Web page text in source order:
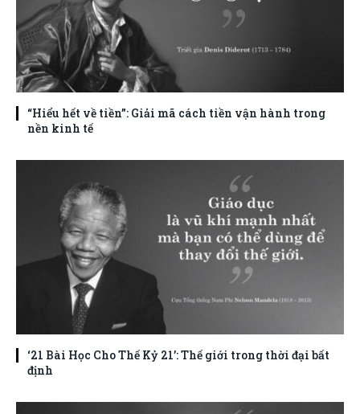
“Hiểu hết về tiền”: Giải mã cách tiền vận hành trong
nền kinh tế
‘21 Bài Học Cho Thế Kỷ 21’: Thế giới trong thời đại bất
định